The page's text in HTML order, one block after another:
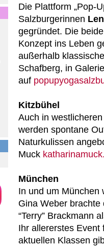
Die Plattform „Pop-
Salzburgerinnen
gegründet. Die
Konzept ins Leben
außerhalb
Schafberg, in
auf
Kitzbühel
Auch in
werden spontane
Naturkulissen
Muck
München
In und um München
Gina Weber
“Terry” Brackmann
Ihr allererstes Event
aktuellen Klassen